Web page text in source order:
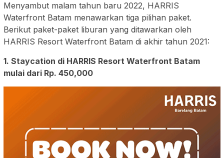
Menyambut malam tahun baru 2022, HARRIS
Waterfront Batam menawarkan tiga pilihan paket.
Berikut paket-paket liburan yang ditawarkan oleh
HARRIS Resort Waterfront Batam di akhir tahun 2021:
1. Staycation di HARRIS Resort Waterfront Batam
mulai dari Rp. 450,000